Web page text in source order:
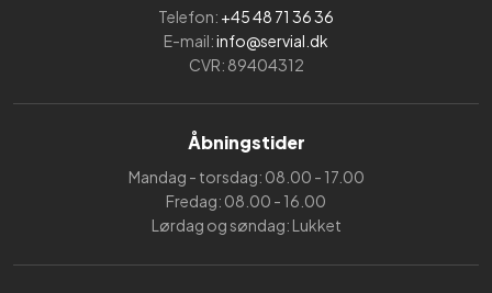
Telefon: +45 48 71 36 36
E-mail:info@servial.dk
CVR: 89404312
Åbningstider
Mandag - torsdag: 08.00 - 17.00
Fredag: 08.00 - 16.00
Lørdag og søndag: Lukket